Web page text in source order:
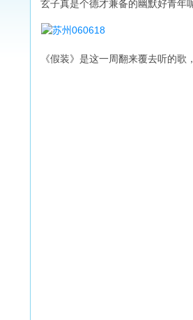
玄子真是个德才兼备的幽默好青年
《假装》是这一周翻来覆去听的歌